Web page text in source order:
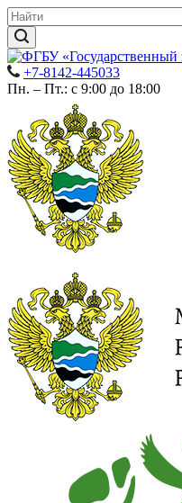
+7-8142-445033
Пн. – Пт.: с 9:00 до 18:00